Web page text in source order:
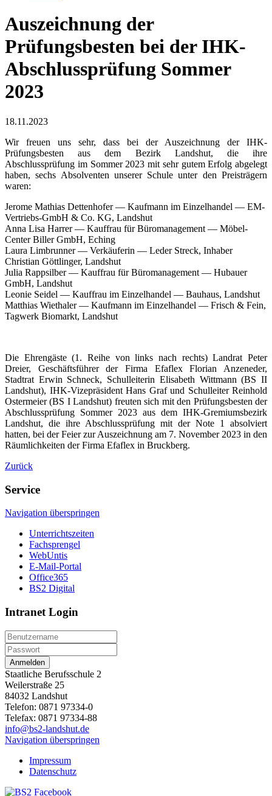
Auszeichnung der
Prüfungsbesten bei der IHK-
Abschlussprüfung Sommer
2023
18.11.2023
Wir freuen uns sehr, dass bei der Auszeichnung der IHK-
Prüfungsbesten aus dem Bezirk Landshut, die ihre
Abschlussprüfung im Sommer 2023 mit sehr gutem Erfolg abgelegt
haben, sechs Absolventen unserer Schule unter den Preisträgern
waren:
Jerome Mathias Dettenhofer — Kaufmann im Einzelhandel — EM-
Vertriebs-GmbH & Co. KG, Landshut
Anna Lisa Harrer — Kauffrau für Büromanagement — Möbel-
Center Biller GmbH, Eching
Laura Limbrunner — Verkäuferin — Leder Streck, Inhaber
Christian Göttlinger, Landshut
Julia Rappsilber — Kauffrau für Büromanagement — Hubauer
GmbH, Landshut
Leonie Seidel — Kauffrau im Einzelhandel — Bauhaus, Landshut
Matthias Wiethaler — Kaufmann im Einzelhandel — Frisch & Fein,
Tagwerk Biomarkt, Landshut
Die Ehrengäste (1. Reihe von links nach rechts) Landrat Peter
Dreier, Geschäftsführer der Firma Efaflex Florian Anzeneder,
Stadtrat Erwin Schneck, Schulleiterin Elisabeth Wittmann (BS II
Landshut), IHK-Vizepräsident Hans Graf und Schulleiter Reinhold
Ostermeier (BS I Landshut) freuten sich mit den Prüfungsbesten der
Abschlussprüfung Sommer 2023 aus dem IHK-Gremiumsbezirk
Landshut, die ihre Abschlussprüfung mit der Note 1 absolviert
hatten, bei der Feier zur Auszeichnung am 7. November 2023 in den
Räumlichkeiten der Firma Efaflex in Bruckberg.
Zurück
Service
Navigation überspringen
Unterrichtszeiten
Fachsprengel
WebUntis
E-Mail-Portal
Office365
BS2 Digital
Intranet Login
Anmelden
Staatliche Berufsschule 2
Weilerstraße 25
84032 Landshut
Telefon: 0871 97334-0
Telefax: 0871 97334-88
info@bs2-landshut.de
Navigation überspringen
Impressum
Datenschutz